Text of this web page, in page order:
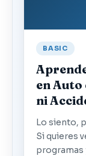
BASIC
en
ni
Lo siento,
Si quieres
programas